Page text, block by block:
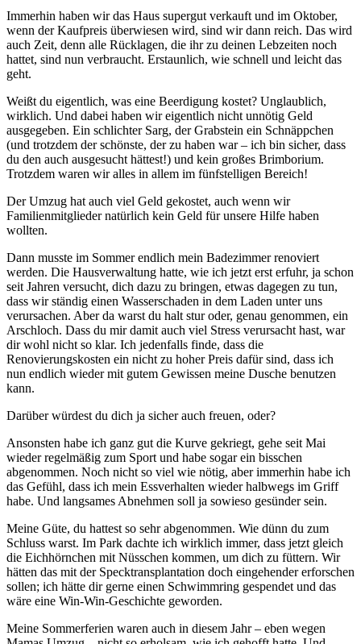
Immerhin haben wir das Haus supergut verkauft und im Oktober,
wenn der Kaufpreis überwiesen wird, sind wir dann reich. Das wird
auch Zeit, denn alle Rücklagen, die ihr zu deinen Lebzeiten noch
hattet, sind nun verbraucht. Erstaunlich, wie schnell und leicht das
geht.
Weißt du eigentlich, was eine Beerdigung kostet? Unglaublich,
wirklich. Und dabei haben wir eigentlich nicht unnötig Geld
ausgegeben. Ein schlichter Sarg, der Grabstein ein Schnäppchen
(und trotzdem der schönste, der zu haben war – ich bin sicher, dass
du den auch ausgesucht hättest!) und kein großes Brimborium.
Trotzdem waren wir alles in allem im fünfstelligen Bereich!
Der Umzug hat auch viel Geld gekostet, auch wenn wir
Familienmitglieder natürlich kein Geld für unsere Hilfe haben
wollten.
Dann musste im Sommer endlich mein Badezimmer renoviert
werden. Die Hausverwaltung hatte, wie ich jetzt erst erfuhr, ja schon
seit Jahren versucht, dich dazu zu bringen, etwas dagegen zu tun,
dass wir ständig einen Wasserschaden in dem Laden unter uns
verursachen. Aber da warst du halt stur oder, genau genommen, ein
Arschloch. Dass du mir damit auch viel Stress verursacht hast, war
dir wohl nicht so klar. Ich jedenfalls finde, dass die
Renovierungskosten ein nicht zu hoher Preis dafür sind, dass ich
nun endlich wieder mit gutem Gewissen meine Dusche benutzen
kann.
Darüber würdest du dich ja sicher auch freuen, oder?
Ansonsten habe ich ganz gut die Kurve gekriegt, gehe seit Mai
wieder regelmäßig zum Sport und habe sogar ein bisschen
abgenommen. Noch nicht so viel wie nötig, aber immerhin habe ich
das Gefühl, dass ich mein Essverhalten wieder halbwegs im Griff
habe. Und langsames Abnehmen soll ja sowieso gesünder sein.
Meine Güte, du hattest so sehr abgenommen. Wie dünn du zum
Schluss warst. Im Park dachte ich wirklich immer, dass jetzt gleich
die Eichhörnchen mit Nüsschen kommen, um dich zu füttern. Wir
hätten das mit der Specktransplantation doch eingehender erforschen
sollen; ich hätte dir gerne einen Schwimmring gespendet und das
wäre eine Win-Win-Geschichte geworden.
Meine Sommerferien waren auch in diesem Jahr – eben wegen